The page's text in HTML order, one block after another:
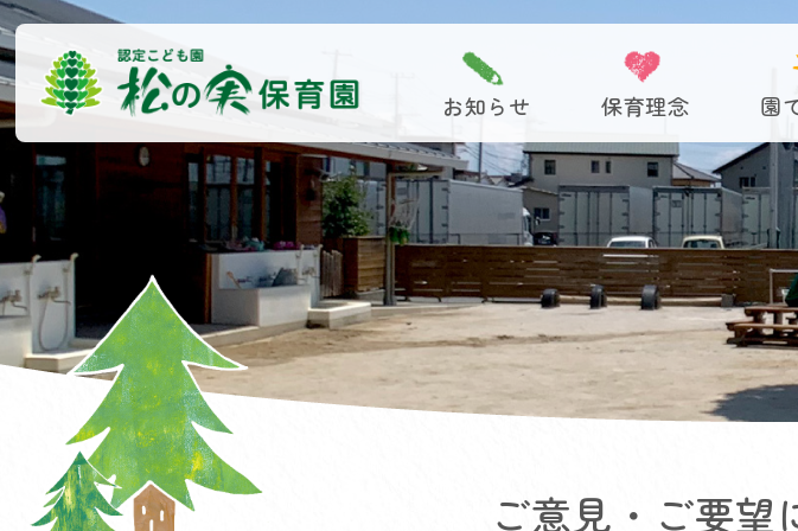
お知らせ 保育理念 園
ご意見・ご要望